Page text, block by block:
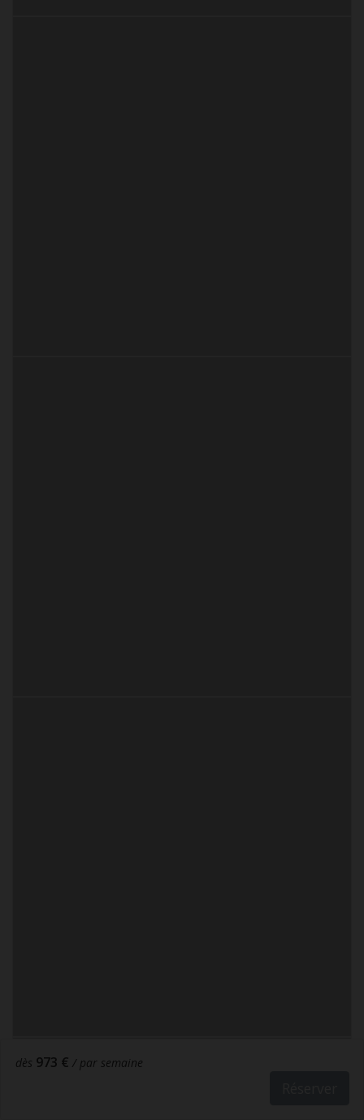
dès 973 € / par semaine